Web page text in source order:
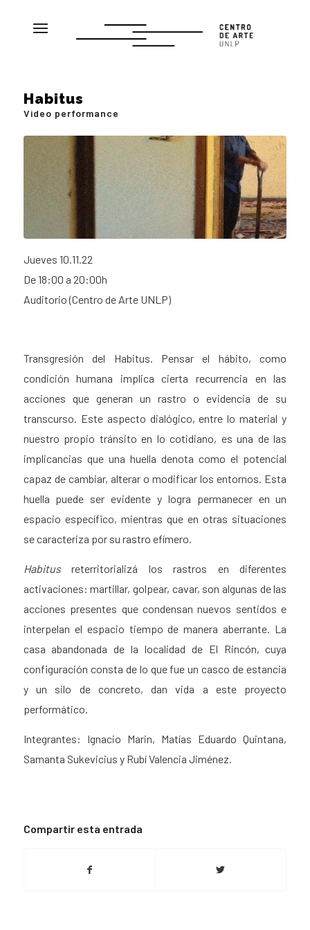
Habitus
Video performance
Jueves 10.11.22
De 18:00 a 20:00h
Auditorio (Centro de Arte UNLP)
Transgresión del Habitus. Pensar el hábito, como
condición humana implica cierta recurrencia en las
acciones que generan un rastro o evidencia de su
transcurso. Este aspecto dialógico, entre lo material y
nuestro propio tránsito en lo cotidiano, es una de las
implicancias que una huella denota como el potencial
capaz de cambiar, alterar o modificar los entornos. Esta
huella puede ser evidente y logra permanecer en un
espacio específico, mientras que en otras situaciones
se caracteriza por su rastro efímero.
Habitusreterritorializá los rastros en diferentes
activaciones: martillar, golpear, cavar, son algunas de las
acciones presentes que condensan nuevos sentidos e
interpelan el espacio tiempo de manera aberrante. La
casa abandonada de la localidad de El Rincón, cuya
configuración consta de lo que fue un casco de estancia
y un silo de concreto, dan vida a este proyecto
performático.
Integrantes: Ignacio Marin, Matías Eduardo Quintana,
Samanta Sukevicius y Rubí Valencia Jiménez.
Compartir esta entrada